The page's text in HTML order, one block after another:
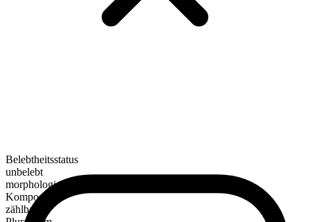
Belebtheitsstatus
unbelebt
morphologische Zusammensetzung
Kompositum
zählbar